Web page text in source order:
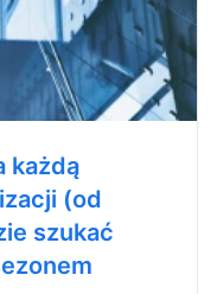
każdą
(od
szukać